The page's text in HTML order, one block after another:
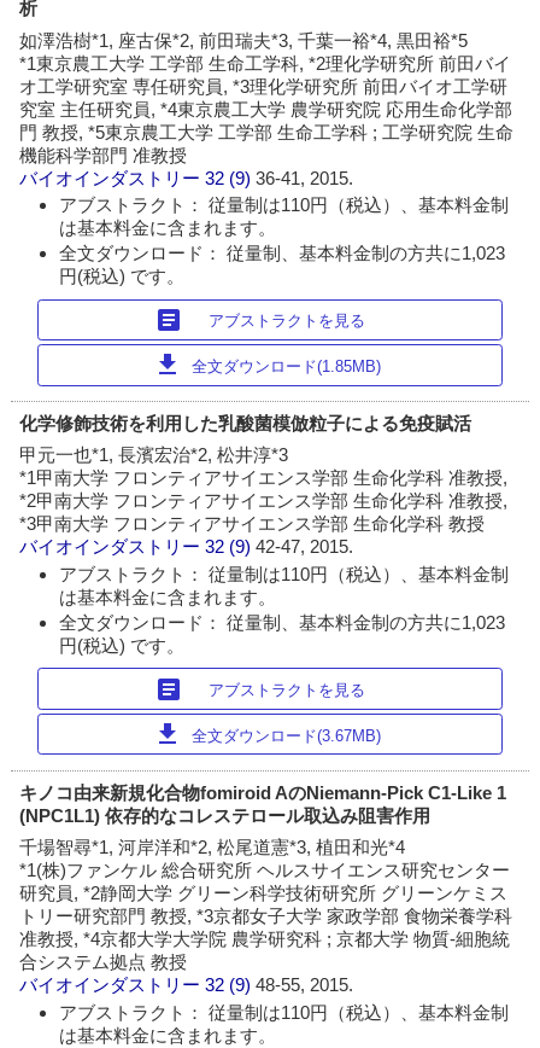
析
如澤浩樹*1, 座古保*2, 前田瑞夫*3, 千葉一裕*4, 黒田裕*5
*1東京農工大学 工学部 生命工学科, *2理化学研究所 前田バイ
オ工学研究室 専任研究員, *3理化学研究所 前田バイオ工学研
究室 主任研究員, *4東京農工大学 農学研究院 応用生命化学部
門 教授, *5東京農工大学 工学部 生命工学科 ; 工学研究院 生命
機能科学部門 准教授
バイオインダストリー 32 (9)36-41, 2015.
アブストラクト： 従量制は110円（税込）、基本料金制
は基本料金に含まれます。
全文ダウンロード： 従量制、基本料金制の方共に1,023
円(税込) です。
article アブストラクトを見る
download 全文ダウンロード(1.85MB)
化学修飾技術を利用した乳酸菌模倣粒子による免疫賦活
甲元一也*1, 長濱宏治*2, 松井淳*3
*1甲南大学 フロンティアサイエンス学部 生命化学科 准教授,
*2甲南大学 フロンティアサイエンス学部 生命化学科 准教授,
*3甲南大学 フロンティアサイエンス学部 生命化学科 教授
バイオインダストリー 32 (9)42-47, 2015.
アブストラクト： 従量制は110円（税込）、基本料金制
は基本料金に含まれます。
全文ダウンロード： 従量制、基本料金制の方共に1,023
円(税込) です。
article アブストラクトを見る
download 全文ダウンロード(3.67MB)
キノコ由来新規化合物fomiroid AのNiemann-Pick C1-Like 1
(NPC1L1) 依存的なコレステロール取込み阻害作用
千場智尋*1, 河岸洋和*2, 松尾道憲*3, 植田和光*4
*1(株)ファンケル 総合研究所 ヘルスサイエンス研究センター
研究員, *2静岡大学 グリーン科学技術研究所 グリーンケミス
トリー研究部門 教授, *3京都女子大学 家政学部 食物栄養学科
准教授, *4京都大学大学院 農学研究科 ; 京都大学 物質-細胞統
合システム拠点 教授
バイオインダストリー 32 (9)48-55, 2015.
アブストラクト： 従量制は110円（税込）、基本料金制
は基本料金に含まれます。